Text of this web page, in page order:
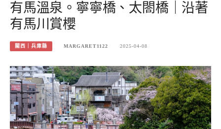
有馬溫泉。寧寧橋、太閤橋｜沿著
有馬川賞櫻
關西｜兵庫縣 MARGARET1122 2025-04-08